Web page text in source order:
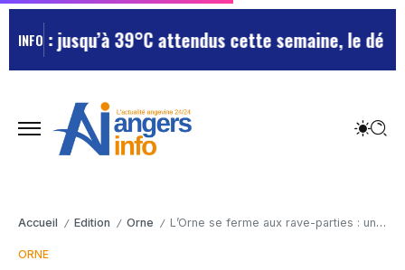
INFO
: jusqu’à 39°C attendus cette semaine, le
Accueil / Edition / Orne / L’Orne se ferme aux rave-parties : une interdiction stricte pour le week-end
ORNE